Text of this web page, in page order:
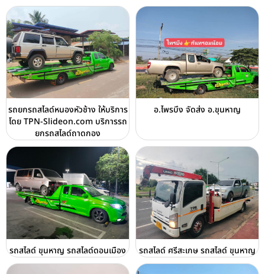
รถยกรถสไลด์หนองหัวช้าง ให้บริการ
โดย TPN-Slideon.com บริการรถ
ยกรถสไลด์ถาดกอง
อ.ไพรบึง จัดส่ง อ.ขุนหาญ
รถสไลด์ ขุนหาญ รถสไลด์ดอนเมือง รถสไลด์ ศรีสะเกษ รถสไลด์ ขุนหาญ